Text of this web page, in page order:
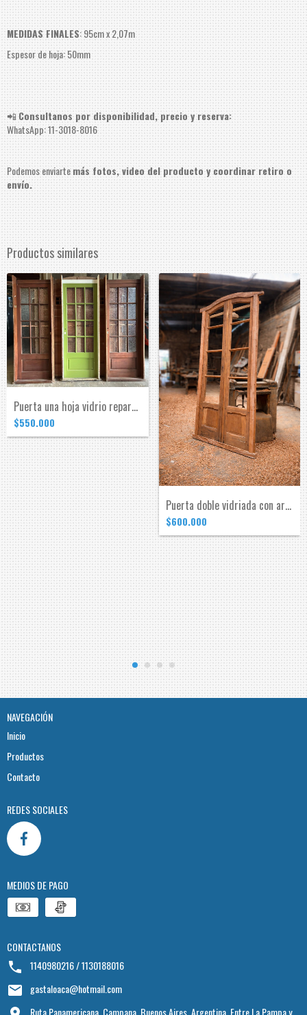
MEDIDAS FINALES: 95cm x 2,07m
Espesor de hoja: 50mm
📲Consultanos por disponibilidad, precio y reserva:
WhatsApp: 11-3018-8016
Podemos enviartemás fotos, video del producto y coordinar retiro o
envío.
Productos similares
Puerta una hoja vidrio repartido
$550.000
Puerta doble vidriada con arco
$600.000
NAVEGACIÓN
Inicio
Productos
Contacto
REDES SOCIALES
MEDIOS DE PAGO
CONTACTANOS
1140980216 / 1130188016
gastaloaca@hotmail.com
Ruta Panamericana, Campana, Buenos Aires, Argentina. Entre La Pampa y